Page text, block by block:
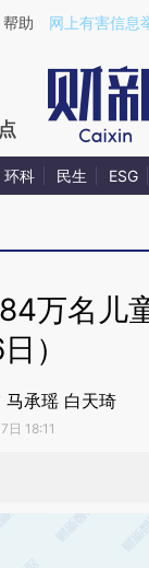
帮助 网上有害信息
环科 民生 ESG
万名儿
）
马承瑶 白天琦
日 18:11